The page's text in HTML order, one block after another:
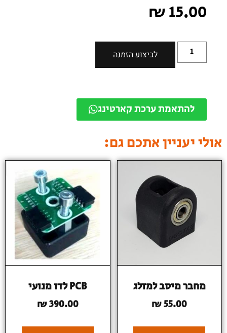
₪15.00
לביצוע הזמנה
להתאמת ערכת קארטינג
אולי יעניין אתכם גם:
מחבר מיסב למזלג
₪55.00
PCB לדו מנועי
₪390.00